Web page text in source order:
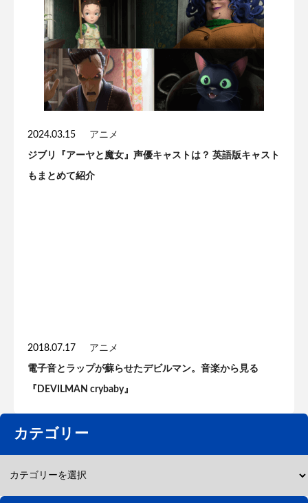
2024.03.15 アニメ
ジブリ『アーヤと魔女』声優キャストは？ 英語版キャスト
もまとめて紹介
2018.07.17 アニメ
電子音とラップが蘇らせたデビルマン。音楽から見る
『DEVILMAN crybaby』
カテゴリー